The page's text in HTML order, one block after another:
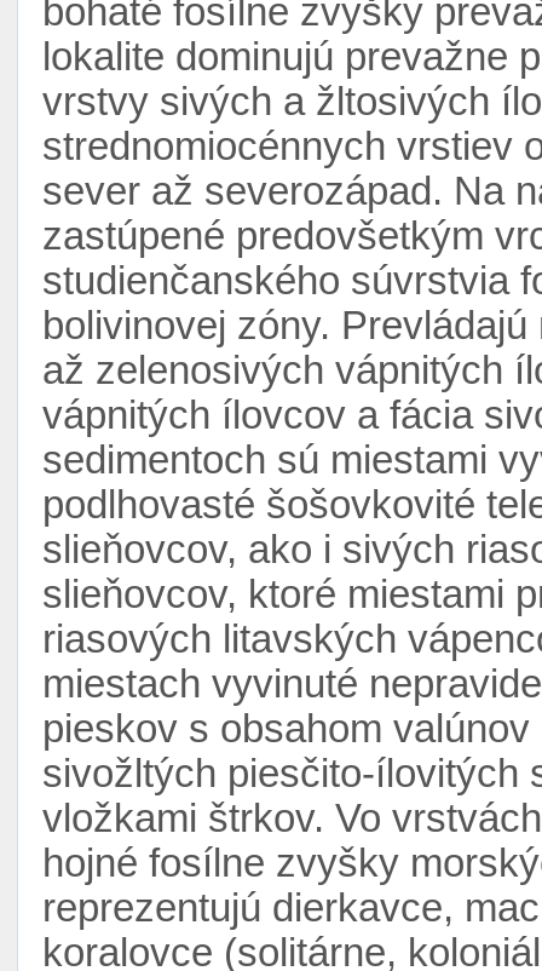
bohaté fosílne zvyšky
lokalite dominujú prevažne
vrstvy sivých a žltosivých
strednomiocénnych vrstiev
sever až severozápad. Na
zastúpené predovšetkým
studienčanského súvrstvia
bolivinovej zóny.
až zelenosivých vápnitých
vápnitých ílovcov a fácia
sedimentoch sú miestami
podlhovasté šošovkovité
slieňovcov, ako i sivých
slieňovcov, ktoré miestami
riasových litavských
miestach vyvinuté
pieskov s obsahom
sivožltých piesčito-ílovitých
vložkami štrkov. Vo
hojné fosílne zvyšky
reprezentujú dierkavce,
koralovce (solitárne,